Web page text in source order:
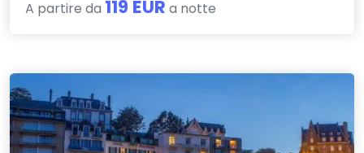
A partire da 119 EUR a notte